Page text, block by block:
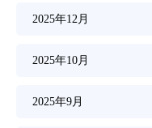
2025年12月
2025年10月
2025年9月